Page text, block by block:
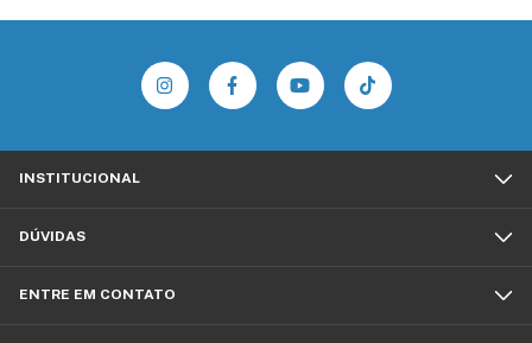
INSTITUCIONAL
DÚVIDAS
ENTRE EM CONTATO